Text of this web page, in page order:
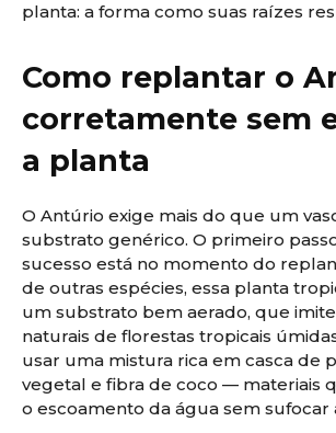
planta: a forma como suas raízes
Como replantar o
corretamente sem
a planta
O Antúrio exige mais do que um
substrato genérico. O primeiro
sucesso está no momento do
de outras espécies, essa planta
um substrato bem aerado, que
naturais de florestas tropicais
usar uma mistura rica em casca de
vegetal e fibra de coco — materiais
o escoamento da água sem sufocar